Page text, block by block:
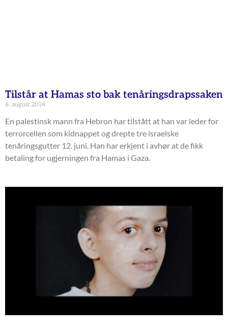
Tilstår at Hamas sto bak tenåringsdrapssaken
6. august 2014
En palestinsk mann fra Hebron har tilstått at han var leder for
terrorcellen som kidnappet og drepte tre israelske
tenåringsgutter 12. juni. Han har erkjent i avhør at de fikk
betaling for ugjerningen fra Hamas i Gaza.